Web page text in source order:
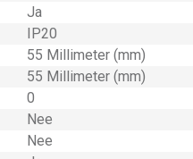
Ja
IP20
55 Millimeter (mm)
55 Millimeter (mm)
0
Nee
Nee